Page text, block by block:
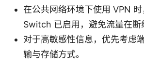
在公共网络环境下使用 VPN
Switch 已启用，避免流量在断
对于高敏感性信息，优先考虑
输与存储方式。